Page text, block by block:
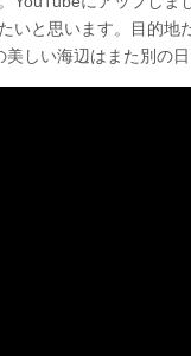
いと思います。目的地
しい海辺はまた別の日